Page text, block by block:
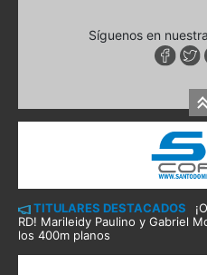
Síguenos en
TITULARES DESTACADOS
RD! Marileidy Paulino y Gabriel
los 400m planos